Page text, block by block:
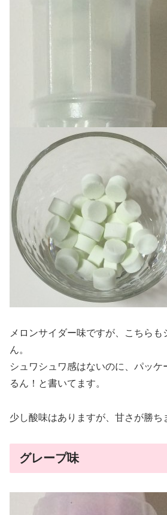
メロンサイダー味ですが、こちら
ん。
シュワシュワ感はないのに、パッケ
るん！と書いてます。
少し酸味はありますが、甘さが勝ち
グレープ味